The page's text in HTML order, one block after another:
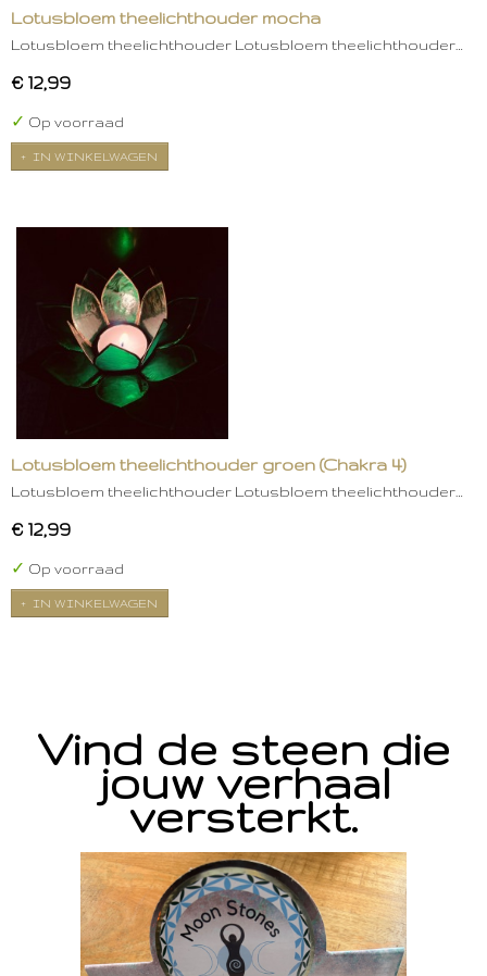
Lotusbloem theelichthouder mocha
Lotusbloem theelichthouder Lotusbloem theelichthouder…
€ 12,99
✓ Op voorraad
IN WINKELWAGEN
Lotusbloem theelichthouder groen (Chakra 4)
Lotusbloem theelichthouder Lotusbloem theelichthouder…
€ 12,99
✓ Op voorraad
IN WINKELWAGEN
Vind de steen die
jouw verhaal
versterkt.